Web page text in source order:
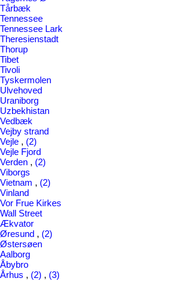
Tårbæk
Tennessee
Tennessee Lark
Theresienstadt
Thorup
Tibet
Tivoli
Tyskermolen
Ulvehoved
Uraniborg
Uzbekhistan
Vedbæk
Vejby strand
Vejle , (2)
Vejle Fjord
Verden , (2)
Viborgs
Vietnam , (2)
Vinland
Vor Frue Kirkes
Wall Street
Ækvator
Øresund , (2)
Østersøen
Aalborg
Åbybro
Århus , (2) , (3)